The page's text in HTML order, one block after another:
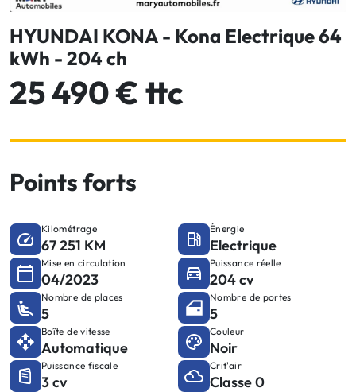
HYUNDAI KONA - Kona Electrique 64
kWh - 204 ch
25 490 € ttc
Points forts
Kilométrage
67 251 KM
Énergie
Electrique
Mise en circulation
04/2023
Puissance réelle
204 cv
Nombre de places
5
Nombre de portes
5
Boîte de vitesse
Automatique
Couleur
Noir
Puissance fiscale
3 cv
Crit'air
Classe 0